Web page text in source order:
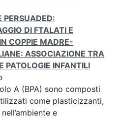
DI FTALATI E
COPPIE MADRE-
ASSOCIAZIONE TRA
PATOLOGIE INFANTILI
A (BPA) sono composti
come plasticizzanti,
e